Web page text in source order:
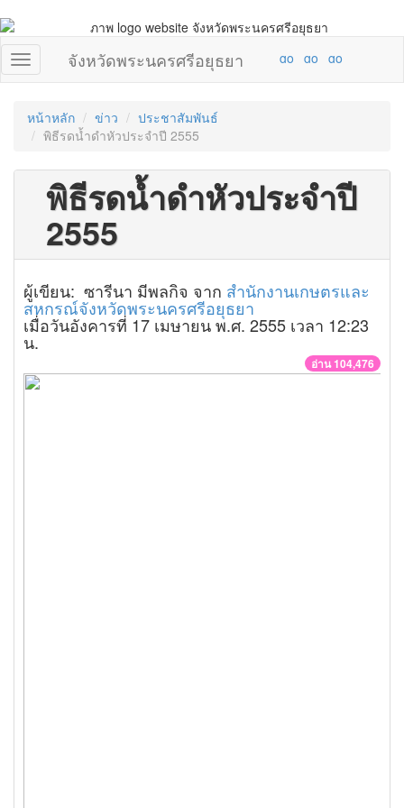
จังหวัดพระนครศรีอยุธยา
หน้าหลัก ข่าว
ประชาสัมพันธ์
พิธีรดน้ำดำหัวประจำปี 2555
พิธีรดน้ำดำหัวประจำปี
2555
ผู้เขียน: ซารีนา มีพลกิจ จาก สำนักงานเกษตรและ
สหกรณ์จังหวัดพระนครศรีอยุธยา
เมื่อวันอังคารที่ 17 เมษายน พ.ศ. 2555 เวลา 12:23
น.
อ่าน 104,476